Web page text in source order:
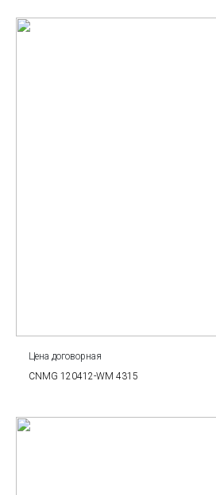
Цена договорная
CNMG 120412-WM 4315